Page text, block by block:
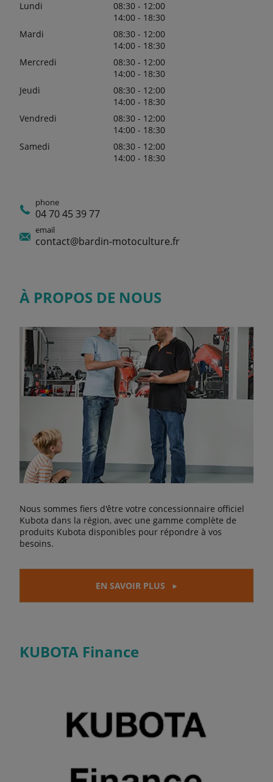
Lundi
08:30 - 12:00
14:00 - 18:30
Mardi
08:30 - 12:00
14:00 - 18:30
Mercredi
08:30 - 12:00
14:00 - 18:30
Jeudi
08:30 - 12:00
14:00 - 18:30
Vendredi
08:30 - 12:00
14:00 - 18:30
Samedi
08:30 - 12:00
14:00 - 18:30
phone
04 70 45 39 77
email
contact@bardin-motoculture.fr
À PROPOS DE NOUS
Nous sommes fiers d'être votre concessionnaire officiel
Kubota dans la région, avec une gamme complète de
produits Kubota disponibles pour répondre à vos
besoins.
EN SAVOIR PLUS
KUBOTA Finance